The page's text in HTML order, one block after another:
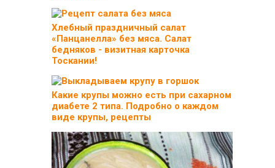
Хлебный праздничный салат
«Панцанелла» без мяса. Салат
бедняков - визитная карточка
Тоскании!
Какие крупы можно есть при сахарном
диабете 2 типа. Подробно о каждом
виде крупы, рецепты